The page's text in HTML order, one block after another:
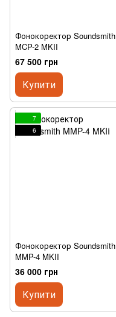
Фонокоректор Soundsmith
MCP-2 MKII
67 500 грн
Купити
7
6
Фонокоректор Soundsmith
MMP-4 MKII
36 000 грн
Купити